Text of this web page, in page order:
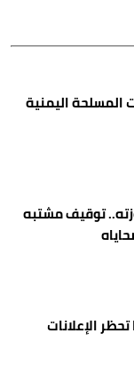
اليمنية
توقيف مشتبه
الإعلانات